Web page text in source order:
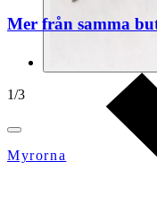
1/3
Myrorna
Mer från samma